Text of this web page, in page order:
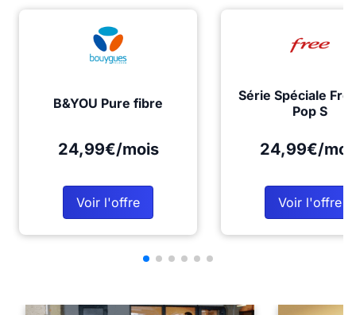
B&YOU Pure fibre
24,99€/mois
Voir l'offre
Série Spéciale
Pop S
24,99€/
Voir l'offre